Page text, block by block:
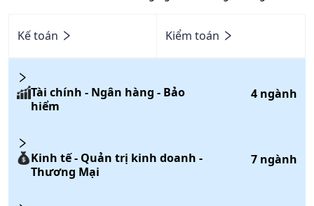
Kế toán Kiểm toán
Tài chính - Ngân hàng - Bảo
hiểm
4 ngành
Kinh tế - Quản trị kinh doanh -
Thương Mại
7 ngành